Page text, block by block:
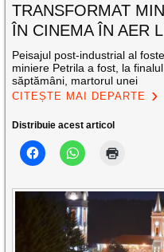
TRANSFORMAT
ÎN CINEMA ÎN AER
Peisajul post-industrial al
miniere Petrila a fost, la
săptămâni, martorul unei
CITEȘTE MAI DEPARTE
Distribuie acest articol